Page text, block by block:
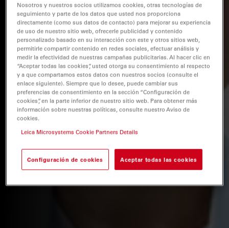
Nosotros y nuestros socios utilizamos cookies, otras tecnologías de
seguimiento y parte de los datos que usted nos proporciona
directamente (como sus datos de contacto) para mejorar su experiencia
de uso de nuestro sitio web, ofrecerle publicidad y contenido
personalizado basado en su interacción con este y otros sitios web,
permitirle compartir contenido en redes sociales, efectuar análisis y
medir la efectividad de nuestras campañas publicitarias. Al hacer clic en
“Aceptar todas las cookies”, usted otorga su consentimiento al respecto
y a que compartamos estos datos con nuestros socios (consulte el
enlace siguiente). Siempre que lo desee, puede cambiar sus
preferencias de consentimiento en la sección “Configuración de
cookies”, en la parte inferior de nuestro sitio web. Para obtener más
información sobre nuestras políticas, consulte nuestro Aviso de
cookies.
Leica Microsystems Cookie Partners Details
Configuración de cookies Aceptar todas las cookies